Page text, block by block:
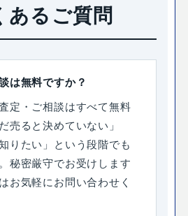
あるご質問
は無料ですか？
定・ご相談はすべて無料
売ると決めていない」
りたい」という段階でも
秘密厳守でお受けします
お気軽にお問い合わせく